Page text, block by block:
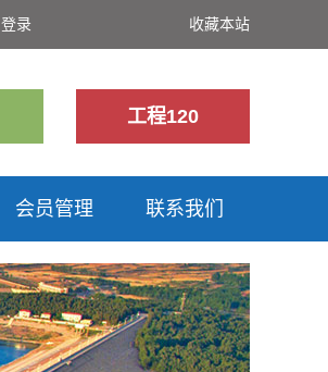
登录 收藏本站
工程120
会员管理 联系我们